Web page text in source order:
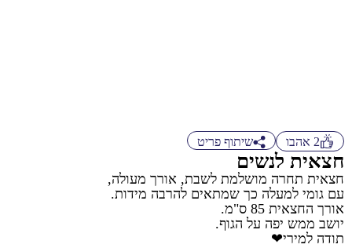
2 אהבו שיתוף פריט
חצאית לנשים
חצאית תחרה מושלמת לשבת, אורך מעולה,
עם גומי למעלה כך שמתאים להרבה מידות.
אורך החצאית 85 ס"מ.
יושב ממש יפה על הגוף.
תודה למירי❤